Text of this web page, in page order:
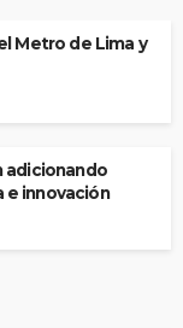
Metro de Lima y
adicionando
innovación